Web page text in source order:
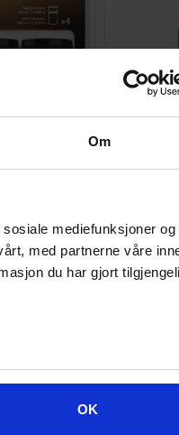
Om
mediefunksjoner og
med partnerne våre
du har gjort
OK
lager:11
Glow
119,-